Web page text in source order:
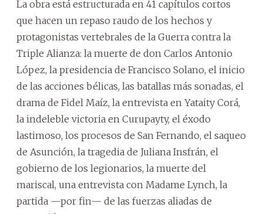
La obra está estructurada en 41 capítulos cortos
que hacen un repaso raudo de los hechos y
protagonistas vertebrales de la Guerra contra la
Triple Alianza: la muerte de don Carlos Antonio
López, la presidencia de Francisco Solano, el inicio
de las acciones bélicas, las batallas más sonadas, el
drama de Fidel Maíz, la entrevista en Yataity Corá,
la indeleble victoria en Curupayty, el éxodo
lastimoso, los procesos de San Fernando, el saqueo
de Asunción, la tragedia de Juliana Insfrán, el
gobierno de los legionarios, la muerte del
mariscal, una entrevista con Madame Lynch, la
partida —por fin— de las fuerzas aliadas de